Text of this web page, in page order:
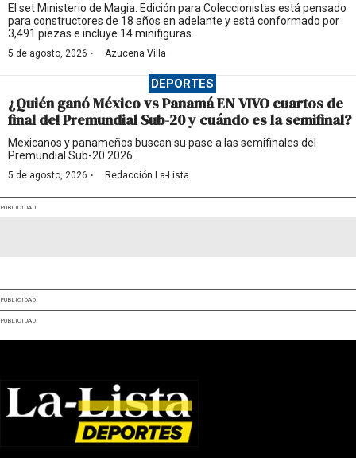
El set Ministerio de Magia: Edición para Coleccionistas está pensado
para constructores de 18 años en adelante y está conformado por
3,491 piezas e incluye 14 minifiguras.
5 de agosto, 2026 · Azucena Villa
DEPORTES
¿Quién ganó México vs Panamá EN VIVO cuartos de
final del Premundial Sub-20 y cuándo es la semifinal?
Mexicanos y panameños buscan su pase a las semifinales del
Premundial Sub-20 2026.
5 de agosto, 2026 · Redacción La-Lista
PUBLICIDAD
PUBLICIDAD
PUBLICIDAD